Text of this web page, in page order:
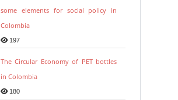
some elements for social policy in
Colombia
197
The Circular Economy of PET bottles
in Colombia
180